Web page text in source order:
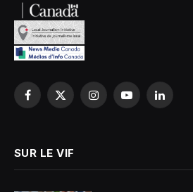
Facebook
X
InstagramYouTubeLinkedIn
SUR LE VIF